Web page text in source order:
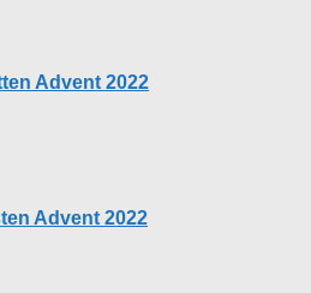
Advent 2022
Advent 2022